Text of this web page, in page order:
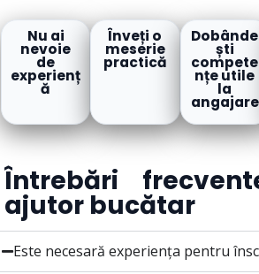
Nu ai
nevoie
de
experienț
ă
Înveți o
meserie
practică
Dobânde
ști
compete
nțe utile
la
angajare
Întrebări
ajutor bucătar
Este necesară experiența pentru